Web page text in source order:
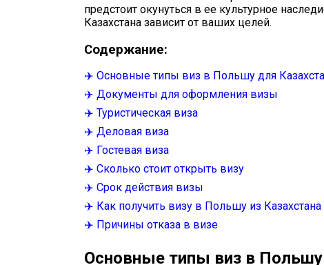
предстоит окунуться в ее культурное
Казахстана зависит от ваших целей.
Содержание:
✈️ Основные типы виз в Польшу для
✈️ Документы для оформления визы
✈️ Туристическая виза
✈️ Деловая виза
✈️ Гостевая виза
✈️ Сколько стоит открыть визу
✈️ Срок действия визы
✈️ Как получить визу в Польшу из Казахстана
✈️ Причины отказа в визе
Основные типы виз в Польшу